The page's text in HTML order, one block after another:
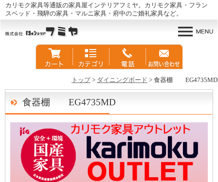
カリモク家具等通販の家具屋インテリアフミヤ。カリモク家具・フラン
スベッド・飛騨の家具・マルニ家具・府中のご婚礼家具など。
トップ > ダイニングボード > 食器棚 EG4735MD
食器棚 EG4735MD